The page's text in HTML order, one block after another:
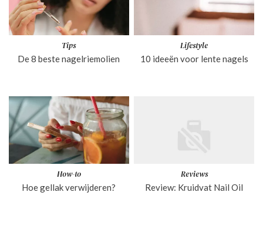
Tips
De 8 beste nagelriemolien
Lifestyle
10 ideeën voor lente nagels
How-to
Hoe gellak verwijderen?
Reviews
Review: Kruidvat Nail Oil